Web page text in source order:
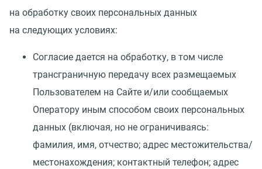
на обработку своих персональных данных
на следующих условиях:
Согласие дается на обработку, в том числе
трансграничную передачу всех размещаемых
Пользователем на Сайте и/или сообщаемых
Оператору иным способом своих персональных
данных (включая, но не ограничиваясь:
фамилия, имя, отчество; адрес местожительства/
местонахождения; контактный телефон; адрес